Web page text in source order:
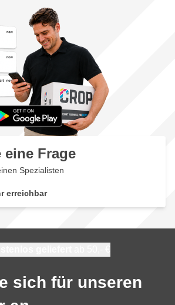
eine Frage
Spezialisten
erreichbar
sich für unseren